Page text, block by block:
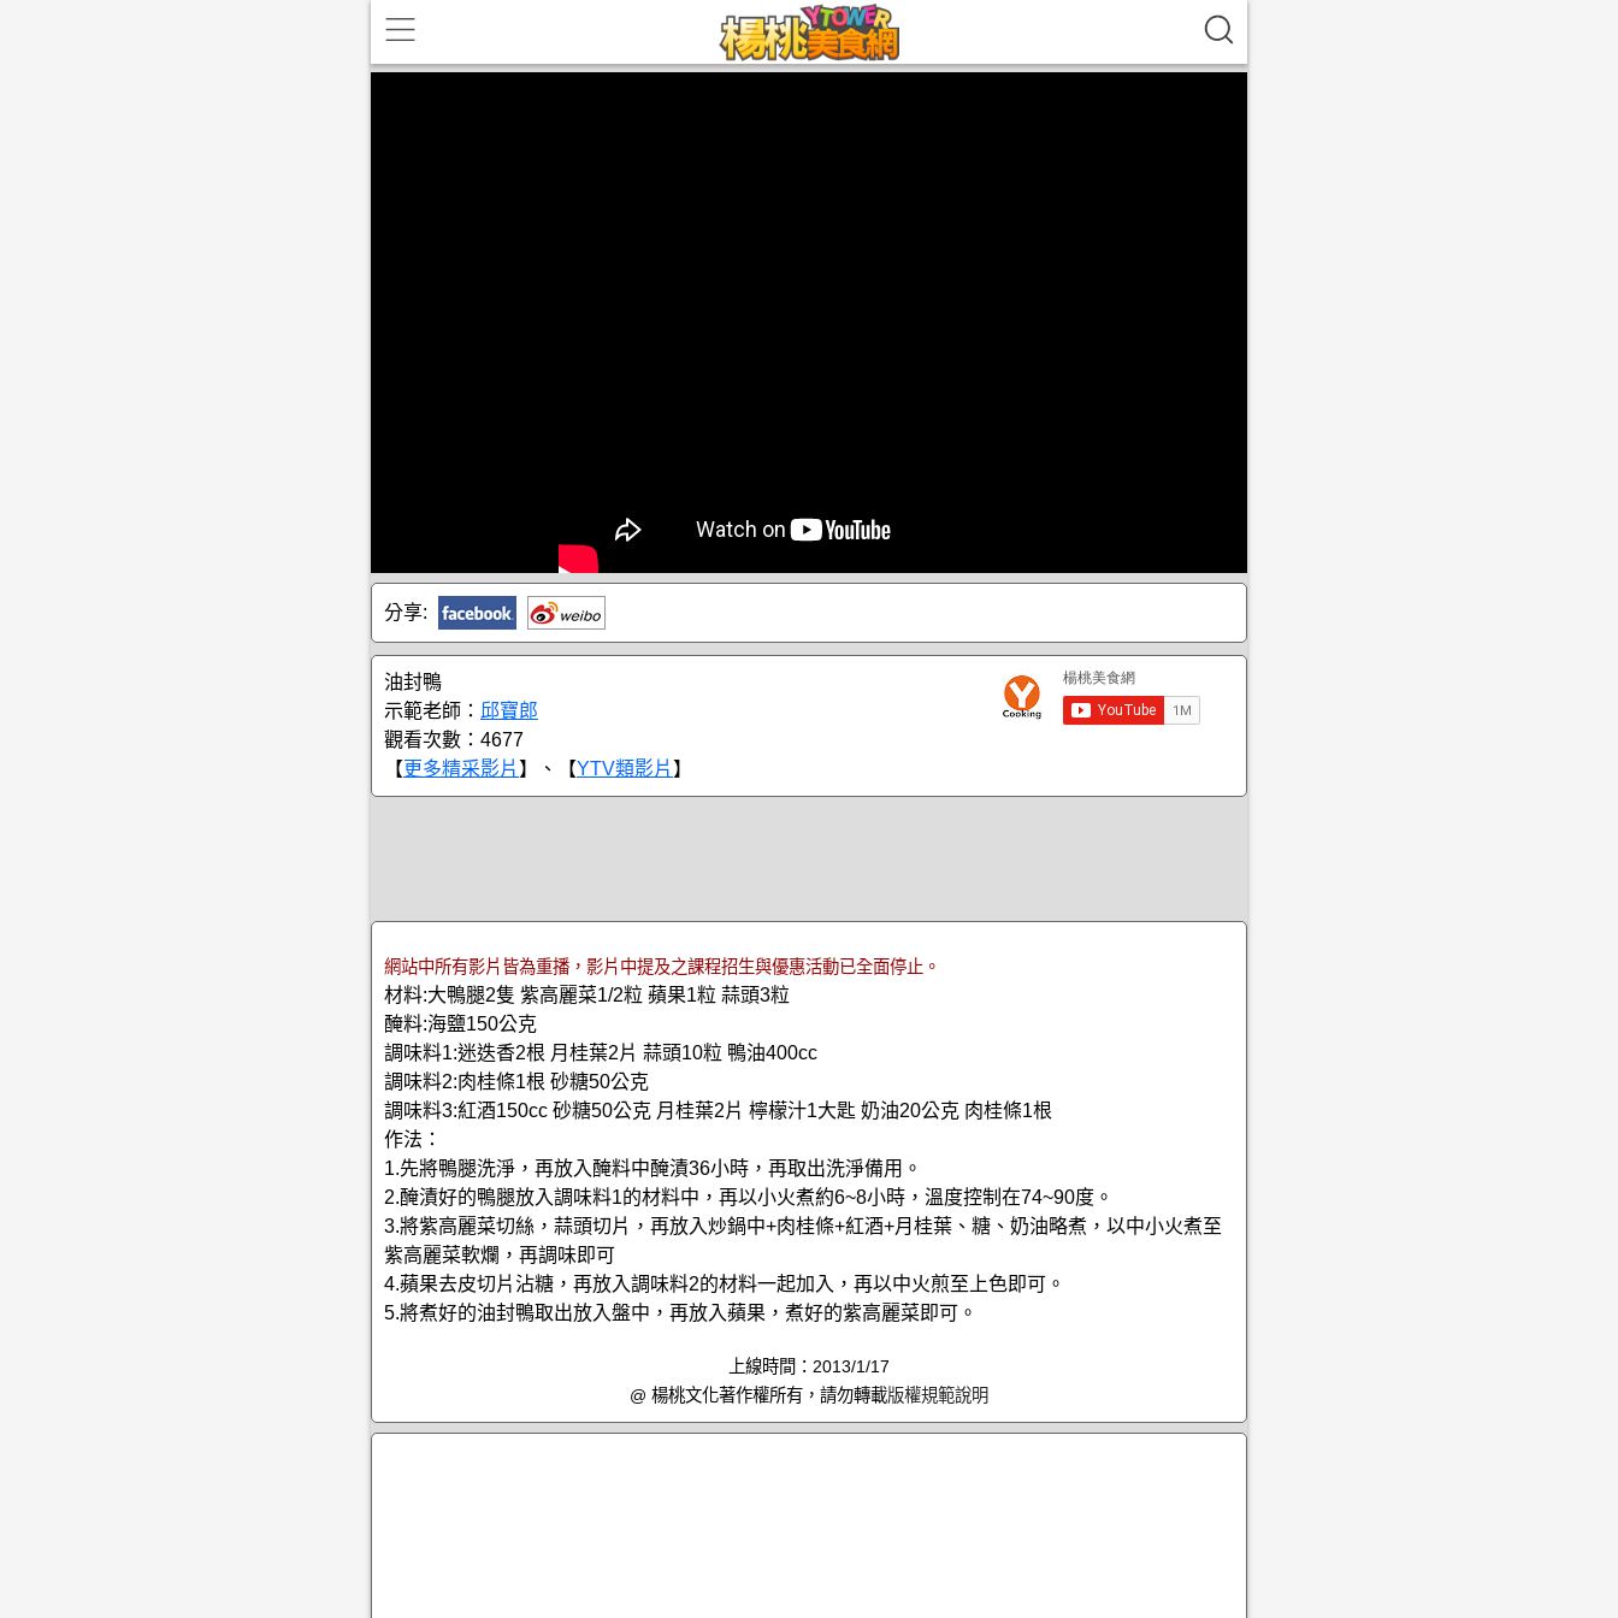
分享:
油封鴨
示範老師： 邱寶郎
觀看次數：4677
【更多精采影片 】、【YTV類影片 】
網站中所有影片皆為重播，影片中提及之課程招生與優惠活動已全面停止。
材料:大鴨腿2隻 紫高麗菜1/2粒 蘋果1粒 蒜頭3粒
醃料:海鹽150公克
調味料1:迷迭香2根 月桂葉2片 蒜頭10粒 鴨油400cc
調味料2:肉桂條1根 砂糖50公克
調味料3:紅酒150cc 砂糖50公克 月桂葉2片 檸檬汁1大匙 奶油20公克 肉桂條1根
作法：
1.先將鴨腿洗淨，再放入醃料中醃漬36小時，再取出洗淨備用。
2.醃漬好的鴨腿放入調味料1的材料中，再以小火煮約6~8小時，溫度控制在74~90度。
3.將紫高麗菜切絲，蒜頭切片，再放入炒鍋中+肉桂條+紅酒+月桂葉、糖、奶油略煮，以中小火煮至
紫高麗菜軟爛，再調味即可
4.蘋果去皮切片沾糖，再放入調味料2的材料一起加入，再以中火煎至上色即可。
5.將煮好的油封鴨取出放入盤中，再放入蘋果，煮好的紫高麗菜即可。
上線時間：2013/1/17
@ 楊桃文化著作權所有，請勿轉載版權規範說明